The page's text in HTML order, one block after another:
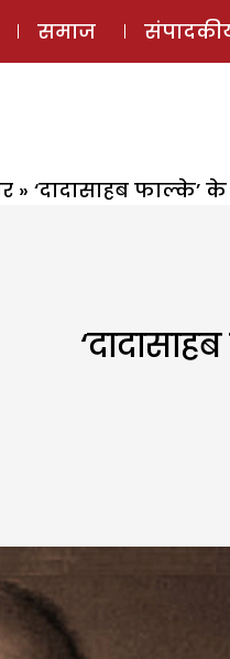
समाज
» ‘दादासाहब फाल्के’